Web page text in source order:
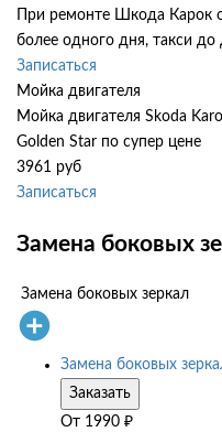
При ремонте Шкода Карок
более одного дня, такси
Записаться
Мойка двигателя
Мойка двигателя Skoda
Golden Star по супер цене
3961 руб
Записаться
Замена боковых
Замена боковых зеркал
Замена боковых
Заказать
От 1990 ₽